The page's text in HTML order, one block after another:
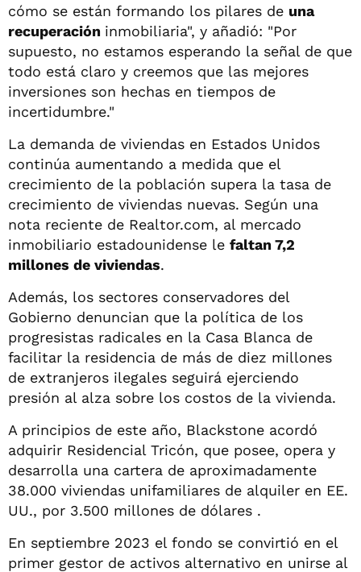
cómo se están formando los pilares de una
recuperación inmobiliaria", y añadió: "Por
supuesto, no estamos esperando la señal de que
todo está claro y creemos que las mejores
inversiones son hechas en tiempos de
incertidumbre."
La demanda de viviendas en Estados Unidos
continúa aumentando a medida que el
crecimiento de la población supera la tasa de
crecimiento de viviendas nuevas. Según una
nota reciente de Realtor.com, al mercado
inmobiliario estadounidense le faltan 7,2
millones de viviendas.
Además, los sectores conservadores del
Gobierno denuncian que la política de los
progresistas radicales en la Casa Blanca de
facilitar la residencia de más de diez millones
de extranjeros ilegales seguirá ejerciendo
presión al alza sobre los costos de la vivienda.
A principios de este año, Blackstone acordó
adquirir Residencial Tricón, que posee, opera y
desarrolla una cartera de aproximadamente
38.000 viviendas unifamiliares de alquiler en EE.
UU., por 3.500 millones de dólares .
En septiembre 2023 el fondo se convirtió en el
primer gestor de activos alternativo en unirse al